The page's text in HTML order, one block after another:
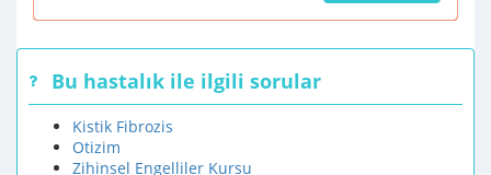
Bu hastalık ile ilgili sorular
Kistik Fibrozis
Otizim
Zihinsel Engelliler Kursu